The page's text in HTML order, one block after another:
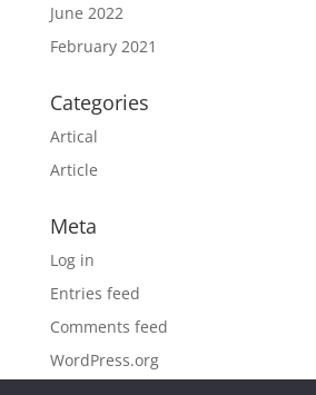
June 2022
February 2021
Categories
Artical
Article
Meta
Log in
Entries feed
Comments feed
WordPress.org